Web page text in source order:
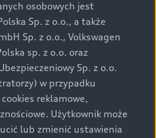
osobowych jest
Sp. z o.o., a także
Sp. z o.o., Volkswagen
sp. z o.o. oraz
Sp. z o.o.
w przypadku
reklamowe,
Użytkownik może
lub zmienić ustawienia